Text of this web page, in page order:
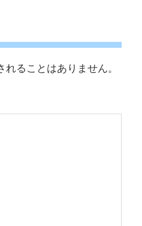
ることはありません。